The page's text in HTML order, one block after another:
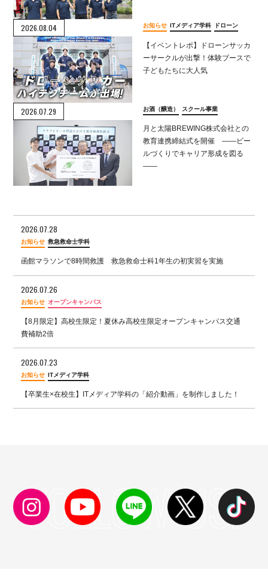
2026.08.04
【イベントレポ】ドローンサッカ
ーサークルが出撃！体験ブースで
子どもたちに大人気
お知らせ ITメディア学科 ドローン
2026.07.29
月と太陽BREWING株式会社との
教育連携締結式を開催 ――ビー
ルづくりでキャリア形成を図る
――
お酒（醸造） スクール事業
2026.07.28
お知らせ 救急救命士学科
函館マラソンで8時間救護 救急救命士科1年生の初実習を実施
2026.07.26
お知らせ オープンキャンパス
【8月限定】高校生限定！夏休み高校生限定オープンキャンパス交通
費補助2倍
2026.07.23
お知らせ ITメディア学科
【卒業生×在校生】ITメディア学科の「紹介動画」を制作しました！
FOLLOW US!